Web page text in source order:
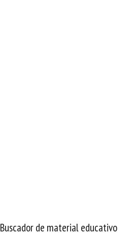
Buscador de material educativo